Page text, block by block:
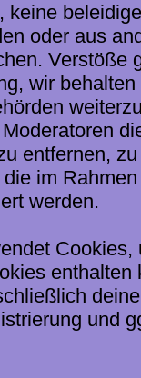
keine
oder aus
Verstöße
wir
entfernen,
im
werden.
und